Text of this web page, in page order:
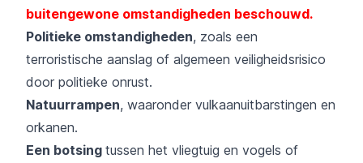
buitengewone omstandigheden beschouwd.
Politieke omstandigheden, zoals een
terroristische aanslag of algemeen veiligheidsrisico
door politieke onrust.
Natuurrampen, waaronder vulkaanuitbarstingen en
orkanen.
Een botsing tussen het vliegtuig en vogels of